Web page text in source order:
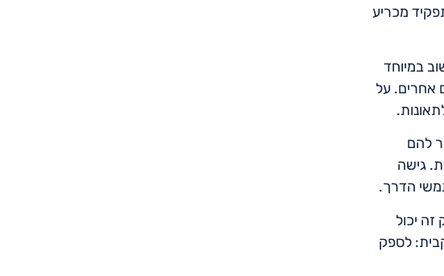
תמרור 139. תמרור זה ממלא תפקיד מכריע
במיוחד
אחרים. על
להם
גישה
הדרך.
זה יכול
לספק